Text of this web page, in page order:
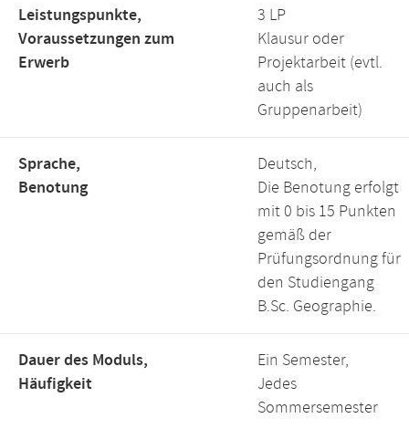
Leistungspunkte,
Voraussetzungen zum
Erwerb
3 LP
Klausur oder
Projektarbeit (evtl.
auch als
Gruppenarbeit)
Sprache,
Benotung
Deutsch,
Die Benotung erfolgt
mit 0 bis 15 Punkten
gemäß der
Prüfungsordnung für
den Studiengang
B.Sc. Geographie.
Dauer des Moduls,
Häufigkeit
Ein Semester,
Jedes
Sommersemester